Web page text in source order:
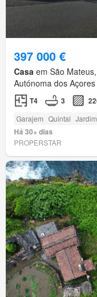
397 000 €
Casa em São
Autónoma dos Açores
T4 3
Garajem Quintal Jardim
Há 30+ dias
PROPERSTAR